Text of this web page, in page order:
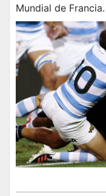
Mundial de Francia.